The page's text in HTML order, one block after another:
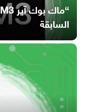
السابقة